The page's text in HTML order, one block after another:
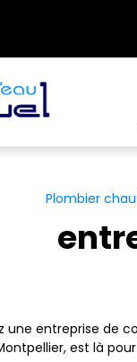
Plombier
une entreprise de
est là